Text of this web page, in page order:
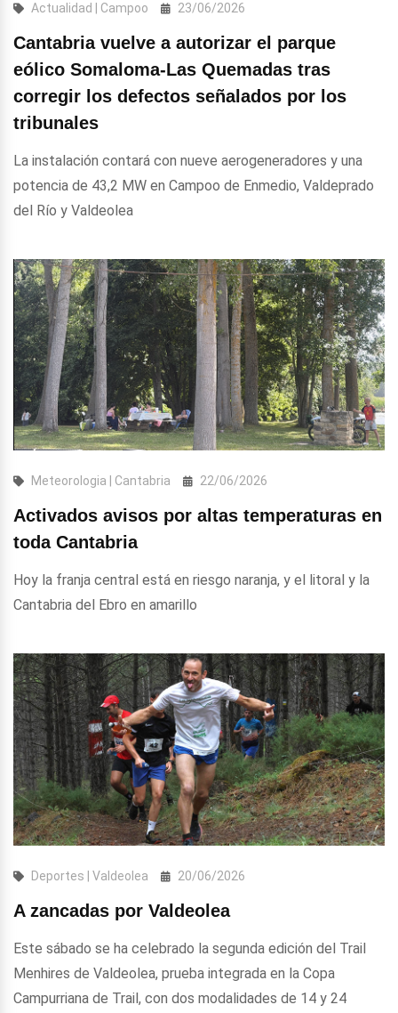
Actualidad | Campoo 23/06/2026
Cantabria vuelve a autorizar el parque
eólico Somaloma-Las Quemadas tras
corregir los defectos señalados por los
tribunales
La instalación contará con nueve aerogeneradores y una
potencia de 43,2 MW en Campoo de Enmedio, Valdeprado
del Río y Valdeolea
Meteorologia | Cantabria 22/06/2026
Activados avisos por altas temperaturas en
toda Cantabria
Hoy la franja central está en riesgo naranja, y el litoral y la
Cantabria del Ebro en amarillo
Deportes | Valdeolea 20/06/2026
A zancadas por Valdeolea
Este sábado se ha celebrado la segunda edición del Trail
Menhires de Valdeolea, prueba integrada en la Copa
Campurriana de Trail, con dos modalidades de 14 y 24